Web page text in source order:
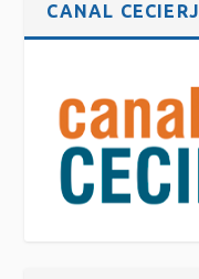
CANAL CECIERJ